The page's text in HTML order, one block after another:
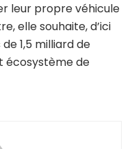
leur propre véhicule
elle souhaite, d’ici
1,5 milliard de
écosystème de